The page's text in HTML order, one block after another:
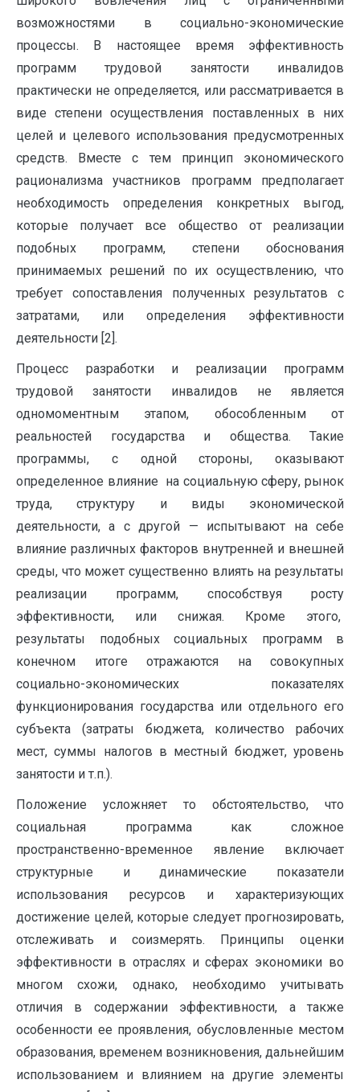
возможностями в социально-экономические
процессы. В настоящее время эффективность
программ трудовой занятости инвалидов
практически не определяется, или рассматривается в
виде степени осуществления поставленных в них
целей и целевого использования предусмотренных
средств. Вместе с тем принцип экономического
рационализма участников программ предполагает
необходимость определения конкретных выгод,
которые получает все общество от реализации
подобных программ, степени обоснования
принимаемых решений по их осуществлению, что
требует сопоставления полученных результатов с
затратами, или определения эффективности
деятельности [2].
Процесс разработки и реализации программ
трудовой занятости инвалидов не является
одномоментным этапом, обособленным от
реальностей государства и общества. Такие
программы, с одной стороны, оказывают
определенное влияние на социальную сферу, рынок
труда, структуру и виды экономической
деятельности, а с другой — испытывают на себе
влияние различных факторов внутренней и внешней
среды, что может существенно влиять на результаты
реализации программ, способствуя росту
эффективности, или снижая. Кроме этого,
результаты подобных социальных программ в
конечном итоге отражаются на совокупных
социально-экономических показателях
функционирования государства или отдельного его
субъекта (затраты бюджета, количество рабочих
мест, суммы налогов в местный бюджет, уровень
занятости и т.п.).
Положение усложняет то обстоятельство, что
социальная программа как сложное
пространственно-временное явление включает
структурные и динамические показатели
использования ресурсов и характеризующих
достижение целей, которые следует прогнозировать,
отслеживать и соизмерять. Принципы оценки
эффективности в отраслях и сферах экономики во
многом схожи, однако, необходимо учитывать
отличия в содержании эффективности, а также
особенности ее проявления, обусловленные местом
образования, временем возникновения, дальнейшим
использованием и влиянием на другие элементы